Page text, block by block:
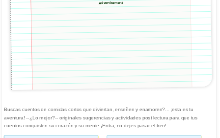
Advertisement
Buscas cuentos de comidas cortos que diviertan, enseñen y enamoren?... ¡esta es tu
aventura! --¿Lo mejor?-- originales sugerencias y actividades post lectura para que tus
cuentos conquisten su corazón y su mente ¡Entra, no dejes pasar el tren!